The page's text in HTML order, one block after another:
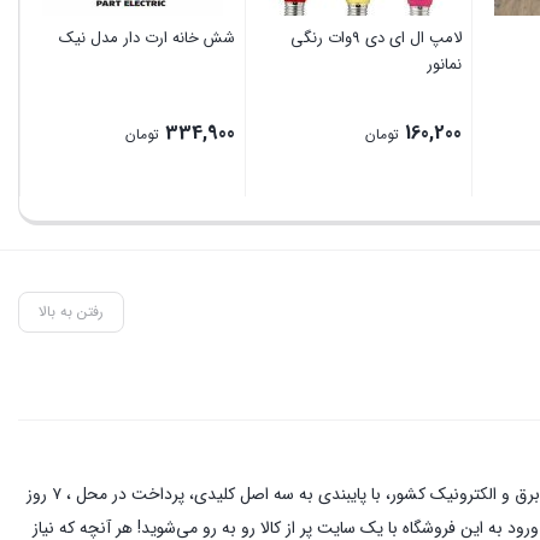
لامپ ال ای دی 9وات رنگی
نمانور
160,200 تومان
شش خانه ارت دار مدل نیک
334,900 تومان
رفتن به بالا
این فروشگاه آنلاین با مدیریت آقای حمزه نیکخواه بهرامی با دو دهه فعالیت در زمینه کالای برق و الکترونیک در خیابان لاله زار تهران ، از نام آشنا ترین کسبه در بازار برق و الکترونیک کشور، با پایبندی به سه اصل کلیدی، پرداخت در محل ، ۷ روز
به این فروشگاه با یک سایت پر از کالا رو به رو می‌شوید! هر آنچه که نیاز